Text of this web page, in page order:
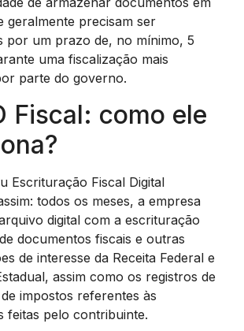
geralmente precisam ser
por um prazo de, no mínimo, 5
uma fiscalização mais
parte do governo.
Fiscal: como ele
Escrituração Fiscal Digital
todos os meses, a empresa
digital com a escrituração
documentos fiscais e outras
de interesse da Receita Federal e
assim como os registros de
impostos referentes às
feitas pelo contribuinte.